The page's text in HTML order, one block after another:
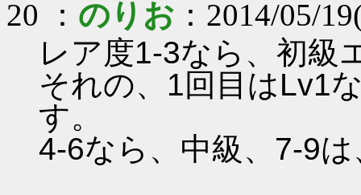
20 ： のりお ：2014/05/
レア度1-3なら、初級
それの、1回目はLv1
す。
4-6なら、中級、7-9